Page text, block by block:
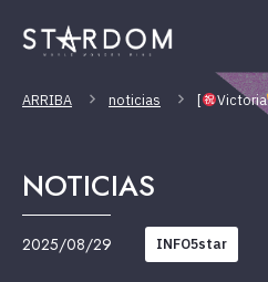
ARRIBA noticias [ Victoria
NOTICIAS
2025/08/29 INFO5star